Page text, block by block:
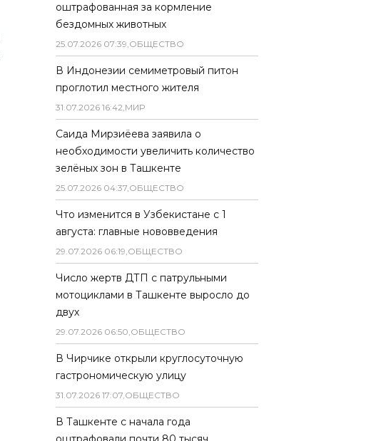
оштрафованная за кормление
бездомных животных
25.07.2026 07:39,ОБЩЕСТВО
В Индонезии семиметровый питон
проглотил местного жителя
31.07.2026 16:42,МИР
Саида Мирзиёева заявила о
необходимости увеличить количество
зелёных зон в Ташкенте
25.07.2026 04:37,ОБЩЕСТВО
Что изменится в Узбекистане с 1
августа: главные нововведения
29.07.2026 06:19,ОБЩЕСТВО
Число жертв ДТП с патрульными
мотоциклами в Ташкенте выросло до
двух
29.07.2026 06:50,ОБЩЕСТВО
В Чирчике открыли круглосуточную
гастрономическую улицу
31.07.2026 17:07,ОБЩЕСТВО
В Ташкенте с начала года